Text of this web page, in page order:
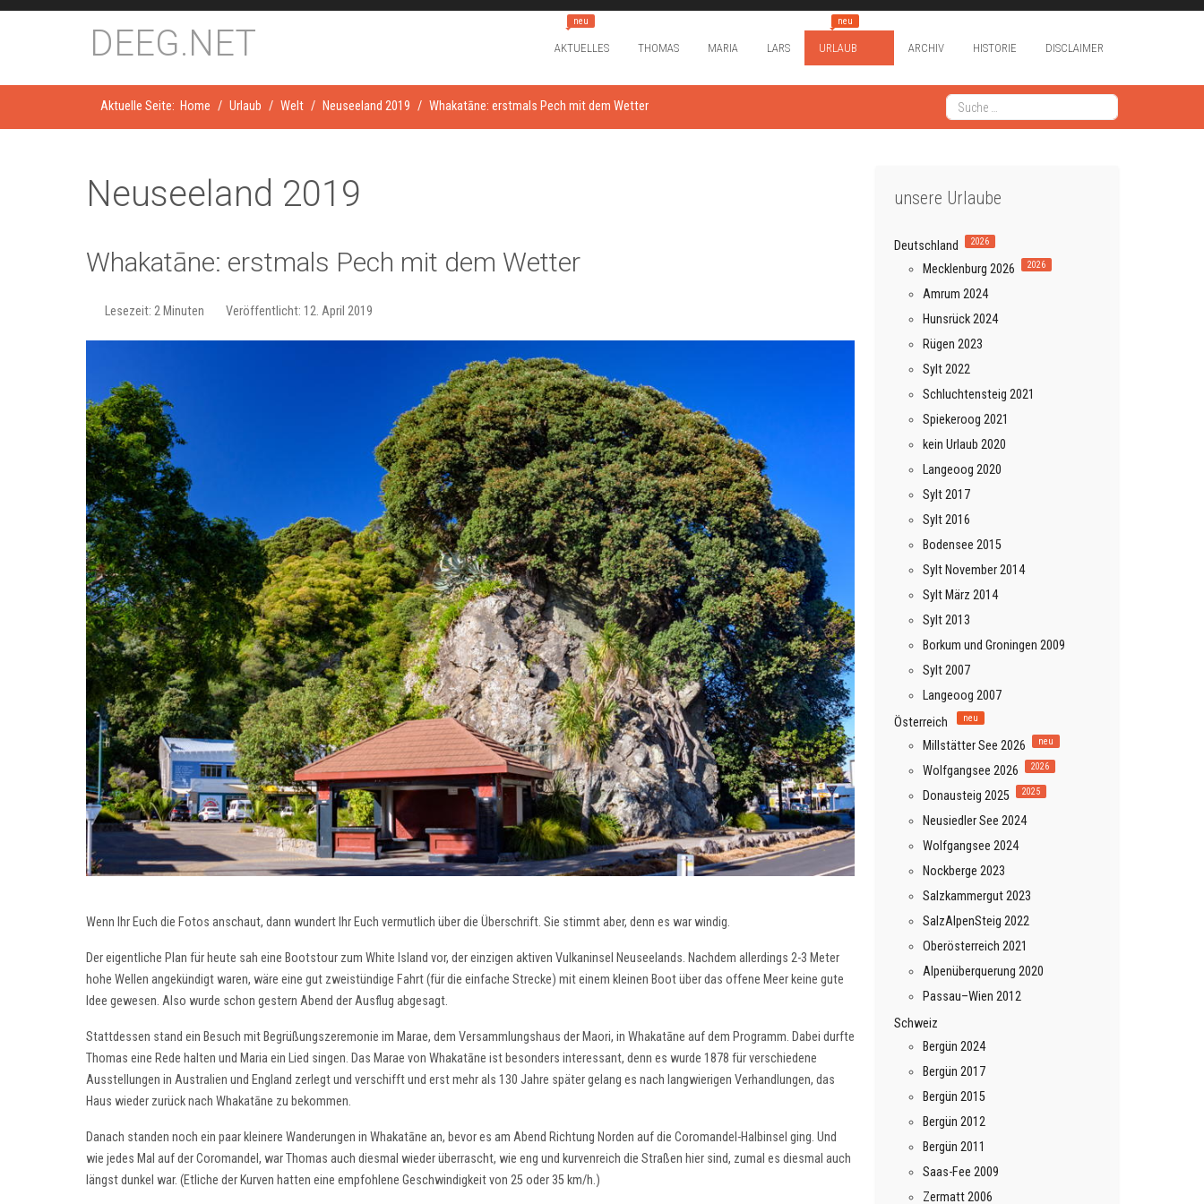
DEEG.NET AKTUELLES
neu
THOMAS MARIA LARS URLAUB
neu
ARCHIV HISTORIE DISCLAIMER
Aktuelle Seite: Home Urlaub Welt Neuseeland 2019 Whakatāne: erstmals Pech mit dem Wetter
Suchen
Type 2 or more characters for results.
Neuseeland 2019
Whakatāne: erstmals Pech mit dem Wetter
Lesezeit: 2 Minuten Veröffentlicht: 12. April 2019
Wenn Ihr Euch die Fotos anschaut, dann wundert Ihr Euch vermutlich über die Überschrift. Sie stimmt aber, denn es war windig.
Der eigentliche Plan für heute sah eine Bootstour zum White Island vor, der einzigen aktiven Vulkaninsel Neuseelands. Nachdem allerdings 2-3 Meter
hohe Wellen angekündigt waren, wäre eine gut zweistündige Fahrt (für die einfache Strecke) mit einem kleinen Boot über das offene Meer keine gute
Idee gewesen. Also wurde schon gestern Abend der Ausflug abgesagt.
Stattdessen stand ein Besuch mit Begrüßungszeremonie im Marae, dem Versammlungshaus der Maori, in Whakatāne auf dem Programm. Dabei durfte
Thomas eine Rede halten und Maria ein Lied singen. Das Marae von Whakatāne ist besonders interessant, denn es wurde 1878 für verschiedene
Ausstellungen in Australien und England zerlegt und verschifft und erst mehr als 130 Jahre später gelang es nach langwierigen Verhandlungen, das
Haus wieder zurück nach Whakatāne zu bekommen.
Danach standen noch ein paar kleinere Wanderungen in Whakatāne an, bevor es am Abend Richtung Norden auf die Coromandel-Halbinsel ging. Und
wie jedes Mal auf der Coromandel, war Thomas auch diesmal wieder überrascht, wie eng und kurvenreich die Straßen hier sind, zumal es diesmal auch
längst dunkel war. (Etliche der Kurven hatten eine empfohlene Geschwindigkeit von 25 oder 35 km/h.)
unsere Urlaube
Deutschland 2026
Mecklenburg 2026 2026
Amrum 2024
Hunsrück 2024
Rügen 2023
Sylt 2022
Schluchtensteig 2021
Spiekeroog 2021
kein Urlaub 2020
Langeoog 2020
Sylt 2017
Sylt 2016
Bodensee 2015
Sylt November 2014
Sylt März 2014
Sylt 2013
Borkum und Groningen 2009
Sylt 2007
Langeoog 2007
Österreich
neu
Millstätter See 2026 neu
Wolfgangsee 2026 2026
Donausteig 2025 2025
Neusiedler See 2024
Wolfgangsee 2024
Nockberge 2023
Salzkammergut 2023
SalzAlpenSteig 2022
Oberösterreich 2021
Alpenüberquerung 2020
Passau–Wien 2012
Schweiz
Bergün 2024
Bergün 2017
Bergün 2015
Bergün 2012
Bergün 2011
Saas-Fee 2009
Zermatt 2006